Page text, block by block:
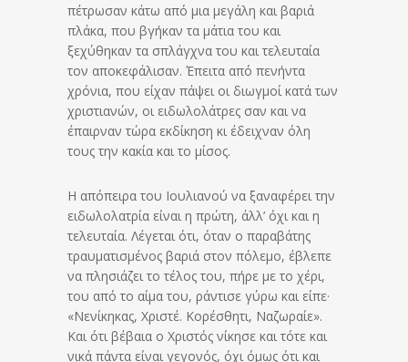
πέτρωσαν κάτω από μια μεγάλη και βαριά
πλάκα, που βγήκαν τα μάτια του και
ξεχύθηκαν τα σπλάγχνα του και τελευταία
τον αποκεφάλισαν. Έπειτα από πενήντα
χρόνια, που είχαν πάψει οι διωγμοί κατά των
χριστιανών, οι ειδωλολάτρες σαν και να
έπαιρναν τώρα εκδίκηση κι έδειχναν όλη
τους την κακία και το μίσος.
Η απόπειρα του Ιουλιανού να ξαναφέρει την
ειδωλολατρία είναι η πρώτη, άλλ’ όχι και η
τελευταία. Λέγεται ότι, όταν ο παραβάτης
τραυματισμένος βαριά στον πόλεμο, έβλεπε
να πλησιάζει το τέλος του, πήρε με το χέρι,
του από το αίμα του, ράντισε γύρω και είπε·
«Νενίκηκας, Χριστέ. Κορέσθητι, Ναζωραίε».
Και ότι βέβαια ο Χριστός νίκησε και τότε και
νικά πάντα είναι γεγονός, όχι όμως ότι και